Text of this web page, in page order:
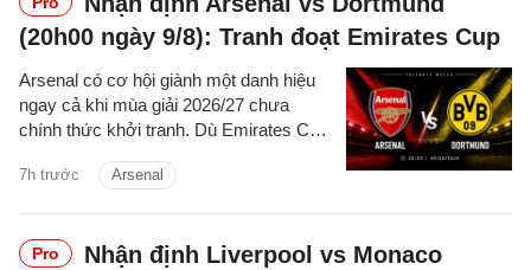
(20h00 ngày 9/8): Tranh đoạt Emirates Cup
7h trước Arsenal
Arsenal có cơ hội giành một danh hiệu
ngay cả khi mùa giải 2026/27 chưa
chính thức khởi tranh. Dù Emirates Cup
chuẩn bị, Arsenal vẫn hướng đến chiến
Pro
Nhận định Liverpool vs Monaco